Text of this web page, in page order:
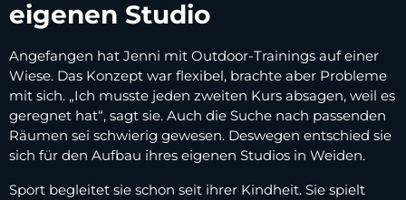
eigenen Studio
Angefangen hat Jenni mit Outdoor-Trainings auf einer
Wiese. Das Konzept war flexibel, brachte aber Probleme
mit sich. „Ich musste jeden zweiten Kurs absagen, weil es
geregnet hat“, sagt sie. Auch die Suche nach passenden
Räumen sei schwierig gewesen. Deswegen entschied sie
sich für den Aufbau ihres eigenen Studios in Weiden.
Sport begleitet sie schon seit ihrer Kindheit. Sie spielt